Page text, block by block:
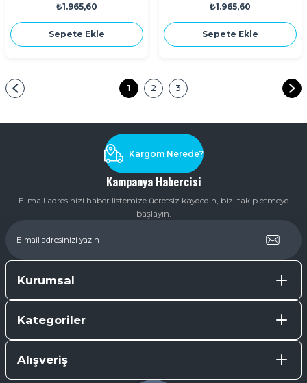
₺1.965,60
Sepete Ekle
₺1.965,60
Sepete Ekle
1 2 3
Kampanya Habercisi
E-mail adresinizi haber listemize ücretsiz kaydedin, bizi takip etmeye
başlayın.
Kargom Nerede?
Kurumsal
Kategoriler
Alışveriş